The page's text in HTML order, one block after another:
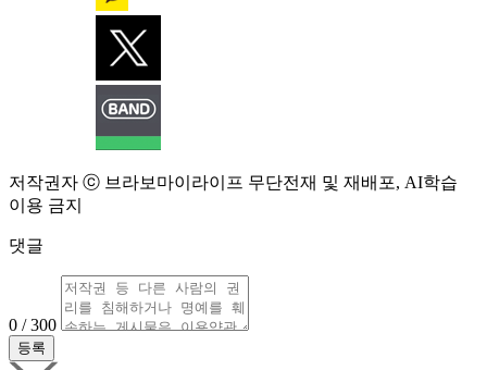
저작권자 ⓒ 브라보마이라이프 무단전재 및 재배포, AI학습
이용 금지
댓글
0 / 300